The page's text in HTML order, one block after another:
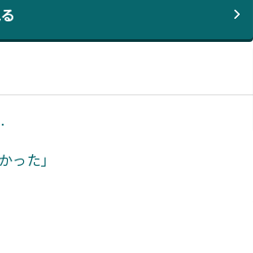
った」